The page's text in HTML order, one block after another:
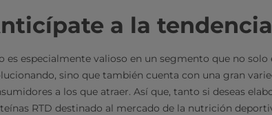
a la tendencia
es especialmente valioso en un segmento que no solo
sino que también cuenta con una gran
a los que atraer. Así que, tanto si deseas
RTD destinado al mercado de la nutrición